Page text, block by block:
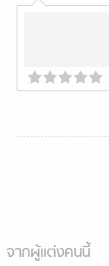
จากผู้แต่งคนนี้